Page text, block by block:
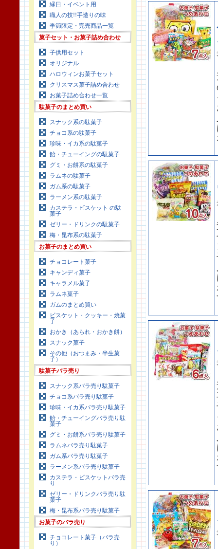
縁日・イベント用
職人の技!!手造りの味
季節限定・完売商品一覧
菓子セット・お菓子詰め合わせ
子供用セット
オリジナル
ハロウィンお菓子セット
クリスマス菓子詰め合わせ
お菓子詰め合わせ一覧
駄菓子のまとめ買い
スナック系の駄菓子
チョコ系の駄菓子
珍味・イカ系の駄菓子
飴・チューイングの駄菓子
グミ・お餅系の駄菓子
ラムネの駄菓子
ガム系の駄菓子
ラーメン系の駄菓子
カステラ・ビスケット の駄
菓子
ゼリー・ドリンクの駄菓子
梅・昆布系の駄菓子
お菓子のまとめ買い
チョコレート菓子
キャンディ菓子
キャラメル菓子
ラムネ菓子
ガムのまとめ買い
ビスケット・クッキー・焼菓
子
おかき（あられ・おかき餅）
スナック菓子
その他（おつまみ・半生菓
子）
駄菓子バラ売り
スナック系バラ売り駄菓子
チョコ系バラ売り駄菓子
珍味・イカ系バラ売り駄菓子
飴・チューイングバラ売り駄
菓子
グミ・お餅系バラ売り駄菓子
ラムネバラ売り駄菓子
ガム系バラ売り駄菓子
ラーメン系バラ売り駄菓子
カステラ・ビスケットバラ売
り
ゼリー・ドリンクバラ売り駄
菓子
梅・昆布系バラ売り駄菓子
お菓子のバラ売り
チョコレート菓子（バラ売
り）